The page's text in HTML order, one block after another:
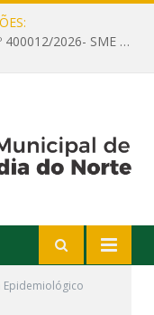
AVISO DE DISPENSA DE LICITAÇÃO Nº 400012/2026- SME – CONTRATAÇÃO DE EMPRESA ESPECIALIZADA PARA LOCAÇÃO DE ÔNIBUS EXECUTIVO COM CAPACIDADE DE 60 (SESSENTA) POLTRONAS, PARA TRANSPORTAR PROFESSORES RESPONSÁVEIS E ALUNOS PARA BRASÍLIA, COM SAÍDA DIA 10/08/2026 E RETORNO DIA 14/08/2026
Epidemiológico